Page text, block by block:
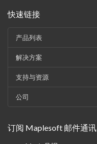
快速链接
产品列表
解决方案
支持与资源
公司
订阅 Maplesoft 邮件通讯